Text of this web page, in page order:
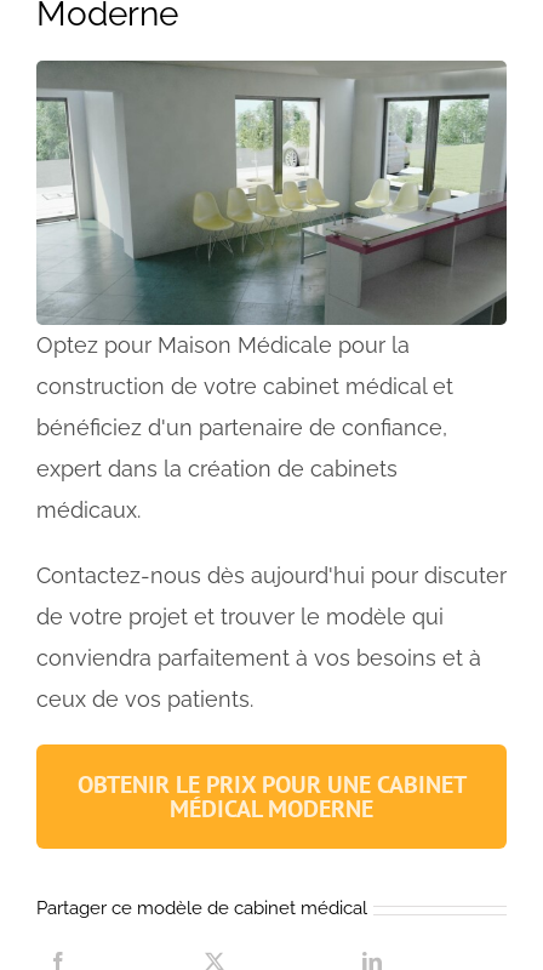
Moderne
Optez pour Maison Médicale pour la
construction de votre cabinet médical et
bénéficiez d'un partenaire de confiance,
expert dans la création de cabinets
médicaux.
Contactez-nous dès aujourd'hui pour discuter
de votre projet et trouver le modèle qui
conviendra parfaitement à vos besoins et à
ceux de vos patients.
OBTENIR LE PRIX POUR UNE CABINET
MÉDICAL MODERNE
Partager ce modèle de cabinet médical